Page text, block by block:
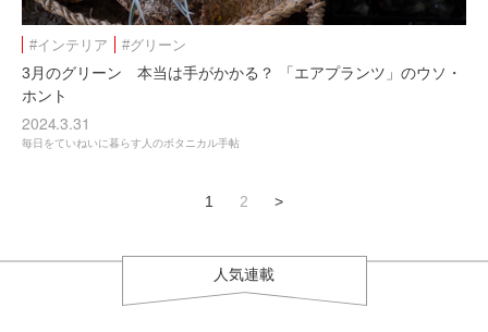
#インテリア #グリーン
3月のグリーン 本当は手がかかる？ 「エアプランツ」のウソ・
ホント
2024.3.31
毎日をていねいに暮らす人のボタニカル手帖
1 2 >
人気連載